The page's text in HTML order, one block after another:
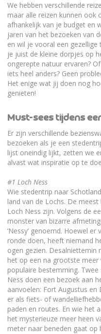
We hebben verschillende
maar alle reizen kunnen ook
afhankelijk van je budget en
jaren van het bezoeken van
en wil je vooral een gezellige
je juist de kleine dorpjes op
ongerepte natuur ervaren?
iets heel anders? Geen
Het enige wat jij doen nog
genieten!
Must-sees tijdens
Er zijn verschillende
bezoeken als je een
lijst oneindig lijkt, zetten we
alvast wat inspiratie op te
#1 Loch Ness
Wie stedentrip naar
land van de Lochs. De
Loch Ness zijn. Volgens de
monster van bizarre
‘Nessy’ genoemd. Hoewel
ronde doen, heeft niemand
ogen gezien. Desalniettemin
het op een na grootste
populaire bestemming.
Ness doen een bezoek aan
aanvoelen: Fort Augustus
er als fiets- of
paden en routes. En wie het
het mysterieuze meer heen
meter naar beneden gaat op